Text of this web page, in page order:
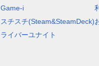
Game-i
スチスチ(Steam&SteamDeck)
ライバーユナイト